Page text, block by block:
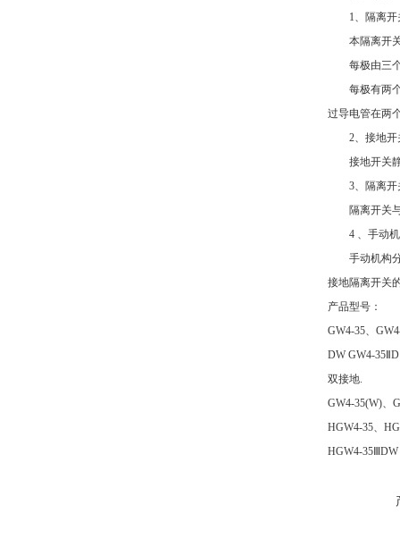
1、隔离开
本隔离开关
每极由三个
每极有两个
过导电管在两
2、接地开
接地开关静
3、隔离开
隔离开关与
4 、手动机
手动机构分
接地隔离开关
产品型号：
GW4-35、
DW GW4-
双接地.
GW4-35(W)、
HGW4-35、
HGW4-